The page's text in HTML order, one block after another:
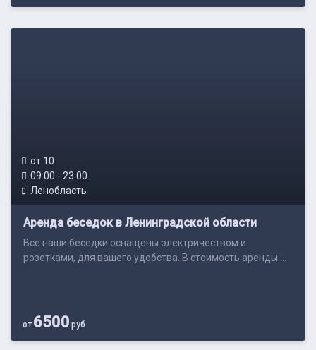
от 10
09:00 - 23:00
Ленобласть
Аренда беседок в Ленинградской области
Все наши беседки оснащены электричеством и
розетками, для вашего удобства. В стоимость аренды ...
от6500 руб